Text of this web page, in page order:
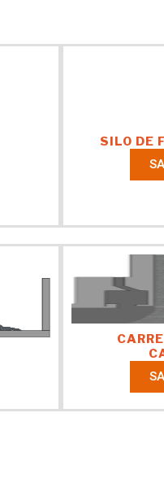
SILO DE